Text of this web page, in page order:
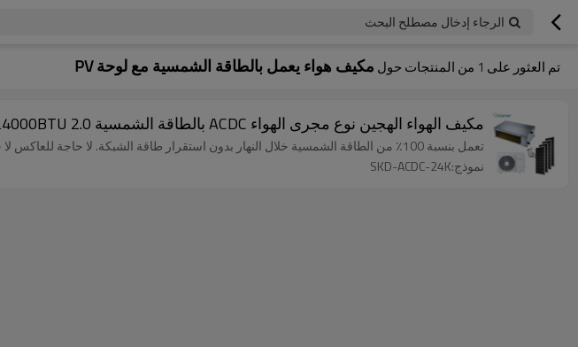
الرجاء إدخال مصطلح البحث
تم العثور على 1 من المنتجات حول مكيف هواء يعمل بالطاقة الشمسية مع لوحة PV
مكيف الهواء الهجين نوع مجرى الهواء ACDC بالطاقة الشمسية 24000BTU 2.0 طن الشرق الأوسط 58 ℃
تعمل بنسبة 100٪ من الطاقة الشمسية خلال النهار بدون استقرار طاقة الشبكة. لا حاجة للعاكس لا حاجة للبطارية كاحتياطي. واي فاي التحكم عن بعد
نموذج:SKD-ACDC-24K